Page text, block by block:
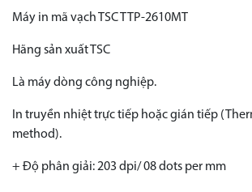
Máy in mã vạch TSC TTP-2610MT
Hãng sản xuất TSC
Là máy dòng công nghiệp.
In truyền nhiệt trực tiếp hoặc gián tiếp
method).
+ Độ phân giải: 203 dpi/ 08 dots per mm